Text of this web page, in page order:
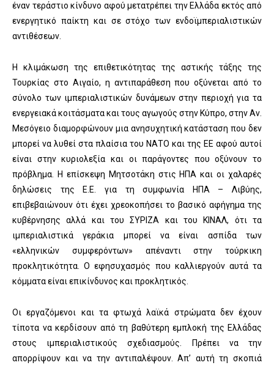
έναν τεράστιο κίνδυνο αφού μετατρέπει την Ελλάδα εκτός από
ενεργητικό παίκτη και σε στόχο των ενδοϊμπεριαλιστικών
αντιθέσεων.
Η κλιμάκωση της επιθετικότητας της αστικής τάξης της
Τουρκίας στο Αιγαίο, η αντιπαράθεση που οξύνεται από το
σύνολο των ιμπεριαλιστικών δυνάμεων στην περιοχή για τα
ενεργειακά κοιτάσματα και τους αγωγούς στην Κύπρο, στην Αν.
Μεσόγειο διαμορφώνουν μια ανησυχητική κατάσταση που δεν
μπορεί να λυθεί στα πλαίσια του ΝΑΤΟ και της ΕΕ αφού αυτοί
είναι στην κυριολεξία και οι παράγοντες που οξύνουν το
πρόβλημα. Η επίσκεψη Μητσοτάκη στις ΗΠΑ και οι χαλαρές
δηλώσεις της Ε.Ε. για τη συμφωνία ΗΠΑ – Λιβύης,
επιβεβαιώνουν ότι έχει χρεοκοπήσει το βασικό αφήγημα της
κυβέρνησης αλλά και του ΣΥΡΙΖΑ και του ΚΙΝΑΛ, ότι τα
ιμπεριαλιστικά γεράκια μπορεί να είναι ασπίδα των
«ελληνικών συμφερόντων» απέναντι στην τούρκικη
προκλητικότητα. Ο εφησυχασμός που καλλιεργούν αυτά τα
κόμματα είναι επικίνδυνος και προκλητικός.
Οι εργαζόμενοι και τα φτωχά λαϊκά στρώματα δεν έχουν
τίποτα να κερδίσουν από τη βαθύτερη εμπλοκή της Ελλάδας
στους ιμπεριαλιστικούς σχεδιασμούς. Πρέπει να την
απορρίψουν και να την αντιπαλέψουν. Απ’ αυτή τη σκοπιά